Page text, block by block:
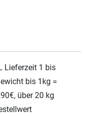
Lieferzeit 1 bis
bis 1kg =
über 20 kg